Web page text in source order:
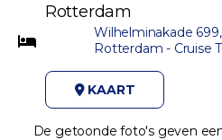
Rotterdam
Wilhelminakade 699,
Rotterdam - Cruise
KAART
De getoonde foto's geven